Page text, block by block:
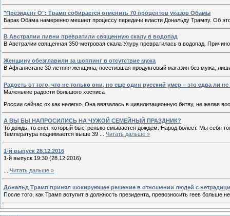
"Президент О": Трамп собирается отменить 70 процентов указов Обамы
Барак Обама намеренно мешает процессу передачи власти Дональду Трампу. Об
В Австралии ливни превратили священную скалу в водопад
В Австралии священная 350-метровая скала Улуру превратилась в водопад.
Женщину обезглавили за шоппинг в отсутствие мужа
В Афганистане 30-летняя женщина, посетившая продуктовый магазин без мужа,
Радость от того, что не только они, но еще один русский умер – это едва ли
Маленькие радости большого хосписа
России сейчас ох как нелегко. Она ввязалась в цивилизационную битву, не желая
А ВЫ БЫ НАПРОСИЛИСЬ НА ЧУЖОЙ СЕМЕЙНЫЙ ПРАЗДНИК?
То дождь, то снег, который быстренько смывается дождем. Народ болеет. Мы себя
Температура поднимается выше 39
Читать дальше »
1-й выпуск 28.12.2016
1-й выпуск 19:30 (28.12.2016)
Читать дальше »
Дональд Трамп принял шокирующее решение в отношении людей с
После того, как Трамп вступит в должность президента, превозносить геев